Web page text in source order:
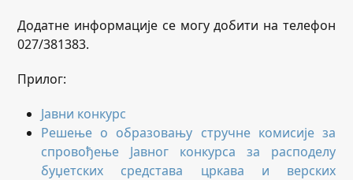
Додатне информације се могу добити на телефон
027/381383.
Прилог:
Јавни конкурс
Решење о образовању стручне комисије за
спровођење Јавног конкурса за расподелу
буџетских средстава цркава и верских